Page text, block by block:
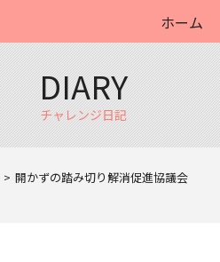
ホーム
DIARY
チャレンジ日記
開かずの踏み切り解消促進協議会